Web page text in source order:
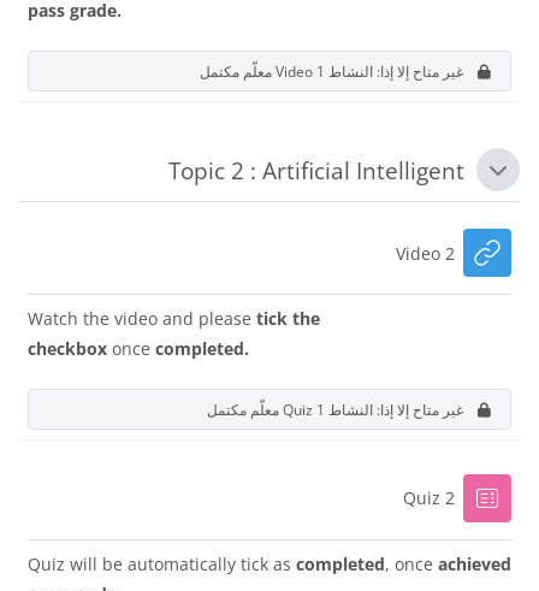
pass grade.
غير متاح إلا إذا: النشاط Video 1معلّم مكتمل
طي Topic 2 : Artificial Intelligent
Video 2رابط الكتروني
Watch the video and please tick the
checkbox once completed.
غير متاح إلا إذا: النشاط Quiz 1معلّم مكتمل
Quiz 2
Quiz will be automatically tick as completed, once achieved